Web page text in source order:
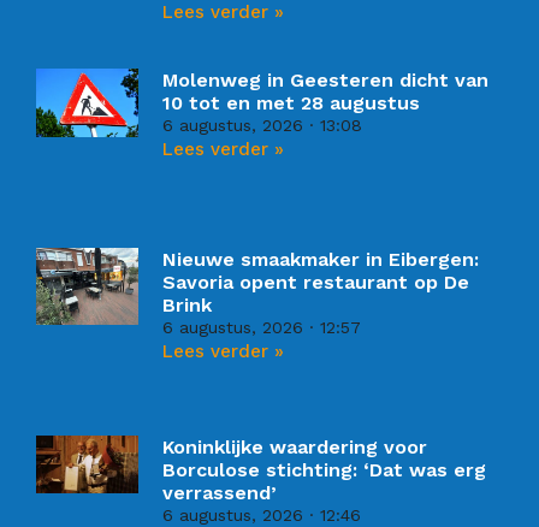
Lees verder »
Molenweg in Geesteren dicht van
10 tot en met 28 augustus
6 augustus, 2026 13:08
Lees verder »
Nieuwe smaakmaker in Eibergen:
Savoria opent restaurant op De
Brink
6 augustus, 2026 12:57
Lees verder »
Koninklijke waardering voor
Borculose stichting: ‘Dat was erg
verrassend’
6 augustus, 2026 12:46